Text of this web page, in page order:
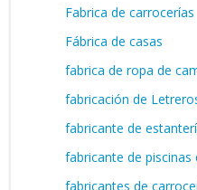
Fabrica de carrocerías
Fábrica de casas
fabrica de ropa de
fabricación de
fabricante de
fabricante de piscinas
fabricantes de